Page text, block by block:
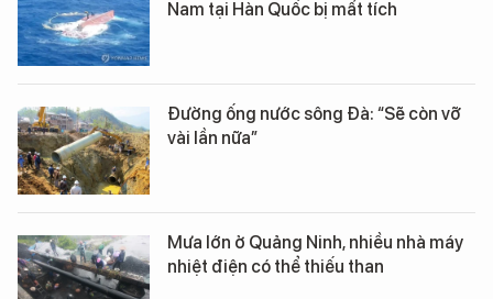
Nam tại Hàn Quốc bị mất tích
Đường ống nước sông Đà: “Sẽ còn vỡ
vài lần nữa”
Mưa lớn ở Quảng Ninh, nhiều nhà máy
nhiệt điện có thể thiếu than